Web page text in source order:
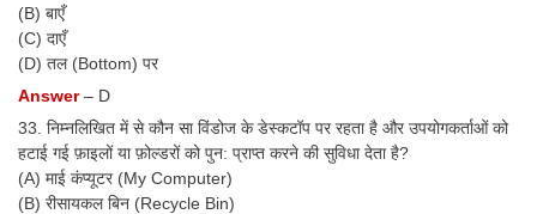
(B) बाएँ
(C) दाएँ
(D) तल (Bottom) पर
Answer– D
33. निम्नलिखित में से कौन सा विंडोज के डेस्कटॉप पर रहता है और उपयोगकर्ताओं को
हटाई गई फ़ाइलों या फ़ोल्डरों को पुन: प्राप्त करने की सुविधा देता है?
(A) माई कंप्यूटर (My Computer)
(B) रीसायकल बिन (Recycle Bin)